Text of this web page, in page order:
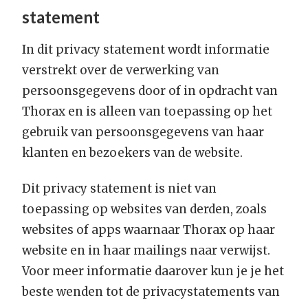
statement
In dit privacy statement wordt informatie
verstrekt over de verwerking van
persoonsgegevens door of in opdracht van
Thorax en is alleen van toepassing op het
gebruik van persoonsgegevens van haar
klanten en bezoekers van de website.
Dit privacy statement is niet van
toepassing op websites van derden, zoals
websites of apps waarnaar Thorax op haar
website en in haar mailings naar verwijst.
Voor meer informatie daarover kun je je het
beste wenden tot de privacystatements van